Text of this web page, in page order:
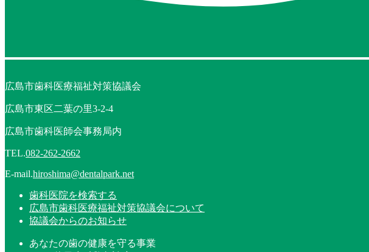
広島市歯科医療福祉対策協議会
広島市東区二葉の里3-2-4
広島市歯科医師会事務局内
TEL.082-262-2662
E-mail.hiroshima@dentalpark.net
歯科医院を検索する
広島市歯科医療福祉対策協議会について
協議会からのお知らせ
あなたの歯の健康を守る事業